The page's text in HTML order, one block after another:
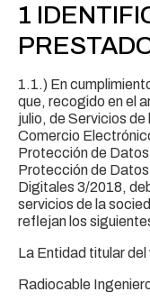
1
1.1.) En
que, recogido en el
julio, de Servicios
Comercio
Protección de
Protección de
Digitales 3/2018,
servicios de la
reflejan los
La Entidad titular
Radiocable